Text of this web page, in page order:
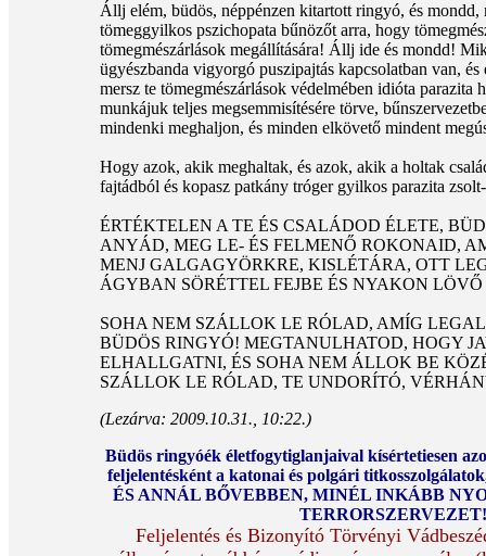
Állj elém, büdös, néppénzen kitartott ringyó, és
tömeggyilkos pszichopata bűnözőt arra, hogy
tömegmészárlások megállítására! Állj ide és mondd!
ügyészbanda vigyorgó puszipajtás kapcsolatban van,
mersz te tömegmészárlások védelmében idióta
munkájuk teljes megsemmisítésére törve,
mindenki meghaljon, és minden elkövető mindent
Hogy azok, akik meghaltak, és azok, akik a holtak
fajtádból és kopasz patkány tróger gyilkos parazita
ÉRTÉKTELEN A TE ÉS CSALÁDOD ÉLETE,
ANYÁD, MEG LE- ÉS FELMENŐ ROKONAID,
MENJ GALGAGYÖRKRE, KISLÉTÁRA, OTT
ÁGYBAN SÖRÉTTEL FEJBE ÉS NYAKON
SOHA NEM SZÁLLOK LE RÓLAD, AMÍG
BÜDÖS RINGYÓ! MEGTANULHATOD, HOGY
ELHALLGATNI, ÉS SOHA NEM ÁLLOK BE
SZÁLLOK LE RÓLAD, TE UNDORÍTÓ,
(Lezárva: 2009.10.31., 10:22.)
Büdös ringyóék életfogytiglanjaival kísértetiesen
feljelentésként a katonai és polgári
ÉS ANNÁL BŐVEBBEN, MINÉL INKÁBB
Feljelentés és Bizonyító Törvényi